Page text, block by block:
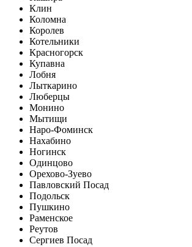
Клин
Коломна
Королев
Котельники
Красногорск
Купавна
Лобня
Лыткарино
Люберцы
Монино
Мытищи
Наро-Фоминск
Нахабино
Ногинск
Одинцово
Орехово-Зуево
Павловский Посад
Подольск
Пушкино
Раменское
Реутов
Сергиев Посад